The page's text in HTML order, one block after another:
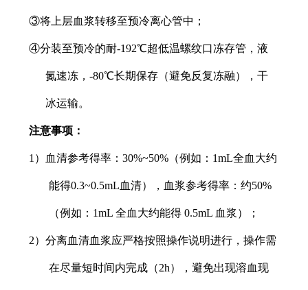
③将上层血浆转移至预冷离心管中；
④分装至预冷的耐-192℃超低温螺纹口冻存管，液
氮速冻，-80℃长期保存（避免反复冻融），干
冰运输。
注意事项：
1）血清参考得率：30%~50%（例如：1mL全血大约
能得0.3~0.5mL血清），血浆参考得率：约50%
（例如：1mL 全血大约能得 0.5mL 血浆）；
2）分离血清血浆应严格按照操作说明进行，操作需
在尽量短时间内完成（2h），避免出现溶血现